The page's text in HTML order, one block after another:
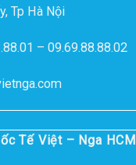
Tp Hà Nội
– 09.69.88.88.02
Tế Việt – Nga HCM